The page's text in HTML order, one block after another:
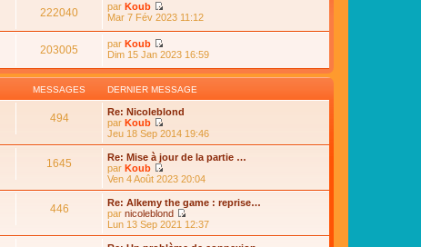
u
l
e
l
e
d
e
n
r
m
e
s
a
g
e
222040 par Koub
C
u
l
t
e
r
l
d
e
r
i
e
r
m
e
s
s
Mar 7 Fév 2023 11:12
203005 par Koub
C
n
s
u
l
t
e
r
e
e
r
n
i
e
r
Dim 15 Jan 2023 16:59
MESSAGES DERNIER MESSAGE
494
Re: Nicoleblond
par Koub
C
o
n
s
u
l
e
r
l
Jeu 18 Sep 2014 19:46
1645
Re: Mise à jour de la partie …
par Koub
C
o
n
s
u
l
t
Ven 4 Août 2023 20:04
446
Re: Alkemy the game : reprise…
par nicoleblond
C
o
n
Lun 13 Sep 2021 12:37